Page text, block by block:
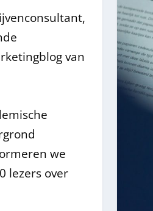
van
we
lezers over